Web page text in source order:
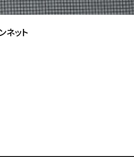
ネット